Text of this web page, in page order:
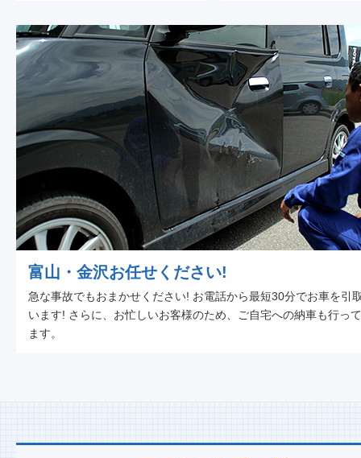
富山・金沢お任せください!
急な事故でもおまかせください! お電話から最短30分でお車を引
います! さらに、お忙しいお客様のため、ご自宅への納車も行っ
ます。